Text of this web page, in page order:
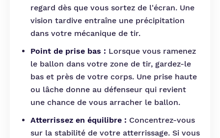
regard dès que vous sortez de l'écran. Une
vision tardive entraîne une précipitation
dans votre mécanique de tir.
Point de prise bas : Lorsque vous ramenez
le ballon dans votre zone de tir, gardez-le
bas et près de votre corps. Une prise haute
ou lâche donne au défenseur qui revient
une chance de vous arracher le ballon.
Atterrissez en équilibre : Concentrez-vous
sur la stabilité de votre atterrissage. Si vous